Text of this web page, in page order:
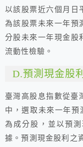
以該股票近六個月日
為該股票未來一年預
分股未來一年現金股
流動性檢驗。
D.預測現金股
臺灣高股息指數從臺
中，選取未來一年
為成分股，並以預
據。預測現金股利之